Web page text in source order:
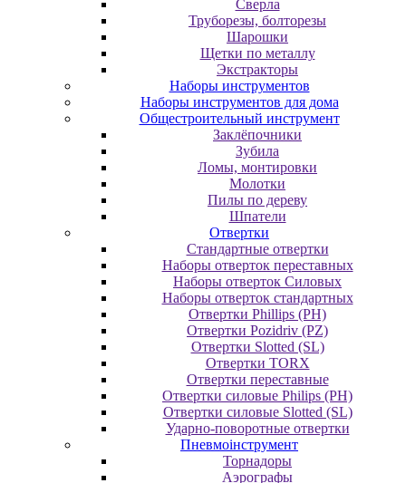
Сверла
Труборезы, болторезы
Шарошки
Щетки по металлу
Экcтpaктopы
Наборы инструментов
Наборы инструментов для дома
Общестроительный инструмент
Заклёпочники
Зубила
Ломы, монтировки
Молотки
Пилы по дереву
Шпатели
Отвертки
Cтандартные отвертки
Наборы отверток переставных
Наборы отверток Силовых
Наборы отверток стандартных
Отвертки Phillips (PH)
Отвертки Pozidriv (PZ)
Отвертки Slotted (SL)
Отвертки TORX
Отвертки переставные
Отвертки силовые Philips (PH)
Отвертки силовые Slotted (SL)
Ударно-поворотные отвертки
Пневмоінструмент
Topнaдopы
Аэрографы